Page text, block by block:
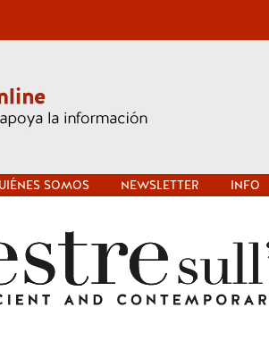
SOMOS NEWSLETTER INFO